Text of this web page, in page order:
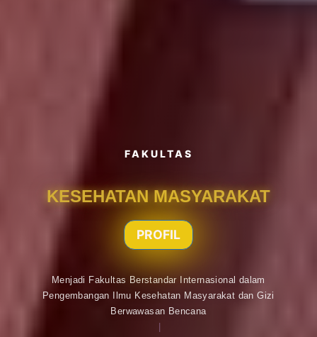
FAKULTAS
KESEHATAN MASYARAKAT
PROFIL
Menjadi Fakultas Berstandar Internasional dalam
Pengembangan Ilmu Kesehatan Masyarakat dan Gizi
Berwawasan Bencana